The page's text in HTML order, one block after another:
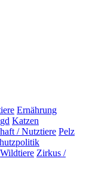
Ernährung
Katzen
/ Nutztiere Pelz
Wildtiere Zirkus /